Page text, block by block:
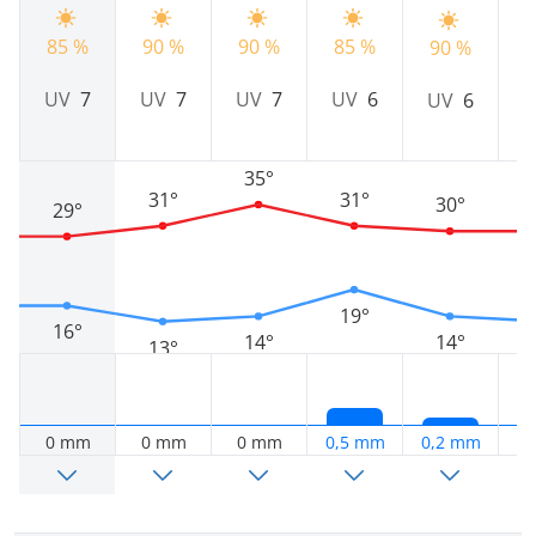
85 %
UV 7
16°
29°
0 mm
90 %
UV 7
13°
31°
0 mm
90 %
UV 7
14°
35°
0 mm
85 %
UV 6
19°
31°
0,5 mm
90 %
UV 6
14°
30°
0,2 mm